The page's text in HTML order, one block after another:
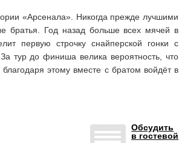
«Арсенала». Никогда прежде лучшими
братья. Год назад больше всех мячей в
первую строчку снайперской гонки с
тур до финиша велика вероятность, что
этому вместе с братом войдёт в
Обсудить
в гостевой